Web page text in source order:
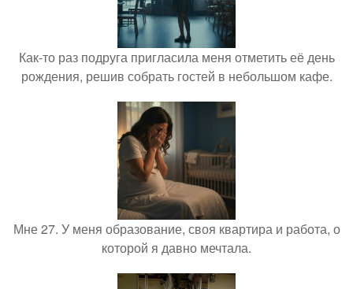
Как-то раз подруга пригласила меня отметить её день
рождения, решив собрать гостей в небольшом кафе.
Мне 27. У меня образование, своя квартира и работа, о
которой я давно мечтала.